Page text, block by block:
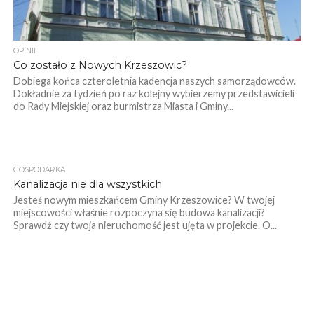
OPINIE
Co zostało z Nowych Krzeszowic?
Dobiega końca czteroletnia kadencja naszych samorządowców.
Dokładnie za tydzień po raz kolejny wybierzemy przedstawicieli
do Rady Miejskiej oraz burmistrza Miasta i Gminy...
GOSPODARKA
Kanalizacja nie dla wszystkich
Jesteś nowym mieszkańcem Gminy Krzeszowice? W twojej
miejscowości właśnie rozpoczyna się budowa kanalizacji?
Sprawdź czy twoja nieruchomość jest ujęta w projekcie. O...